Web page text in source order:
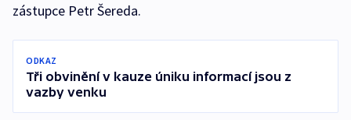
zástupce Petr Šereda.
ODKAZ
Tři obvinění v kauze úniku informací jsou z
vazby venku